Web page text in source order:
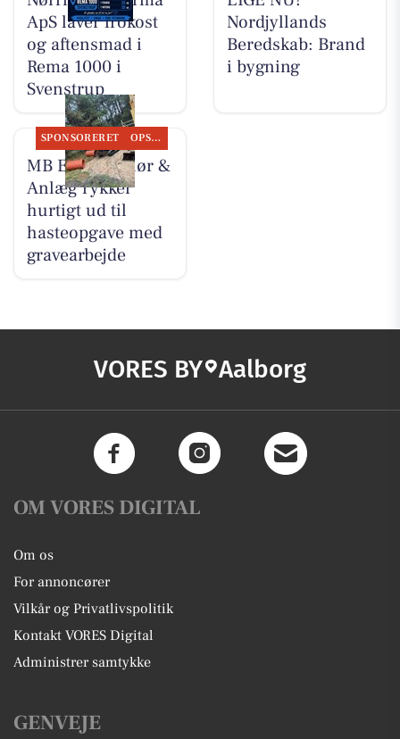
ApS laver frokost
og aftensmad i
Rema 1000 i
Svenstrup
Nordjyllands
Beredskab: Brand
i bygning
SPONSORERET OPSLAGSTAVLEN
MB Entreprenør &
Anlæg rykker
hurtigt ud til
hasteopgave med
gravearbejde
VORES BY Aalborg
OM VORES DIGITAL
Om os
For annoncører
Vilkår og Privatlivspolitik
Kontakt VORES Digital
Administrer samtykke
GENVEJE